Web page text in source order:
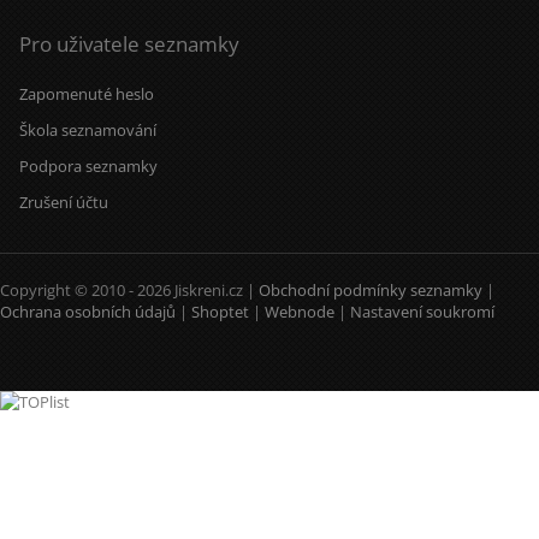
Pro uživatele seznamky
Zapomenuté heslo
Škola seznamování
Podpora seznamky
Zrušení účtu
Copyright © 2010 - 2026 Jiskreni.cz | Obchodní podmínky seznamky |
Ochrana osobních údajů | Shoptet | Webnode | Nastavení soukromí